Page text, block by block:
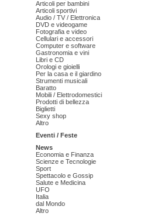
Articoli per bambini
Articoli sportivi
Audio / TV / Elettronica
DVD e videogame
Fotografia e video
Cellulari e accessori
Computer e software
Gastronomia e vini
Libri e CD
Orologi e gioielli
Per la casa e il giardino
Strumenti musicali
Baratto
Mobili / Elettrodomestici
Prodotti di bellezza
Biglietti
Sexy shop
Altro
Eventi / Feste
News
Economia e Finanza
Scienze e Tecnologie
Sport
Spettacolo e Gossip
Salute e Medicina
UFO
Italia
dal Mondo
Altro